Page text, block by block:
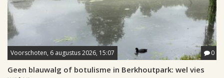
Voorschoten, 6 augustus 2026, 15:07 0
Geen blauwalg of botulisme in Berkhoutpark: wel vies